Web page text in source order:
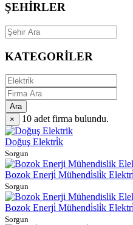
ŞEHİRLER
KATEGORİLER
Ara
×
10 adet firma bulundu.
Doğuş Elektri̇k
Sorgun
Bozok Enerji̇ Mühendi̇sli̇k
Sorgun
Bozok Enerji̇ Mühendi̇sli̇k
Sorgun